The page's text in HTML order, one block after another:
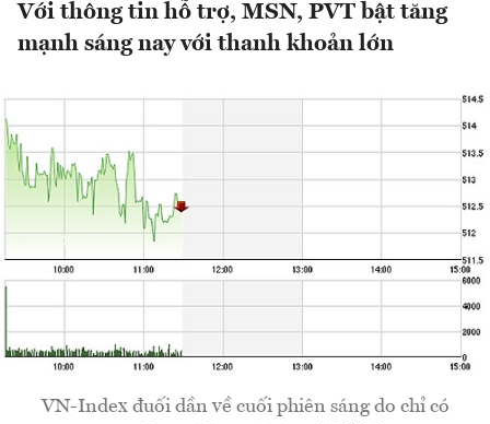
Với thông tin hỗ trợ, MSN, PVT bật tăng
mạnh sáng nay với thanh khoản lớn
VN-Index đuối dần về cuối phiên sáng do chỉ có